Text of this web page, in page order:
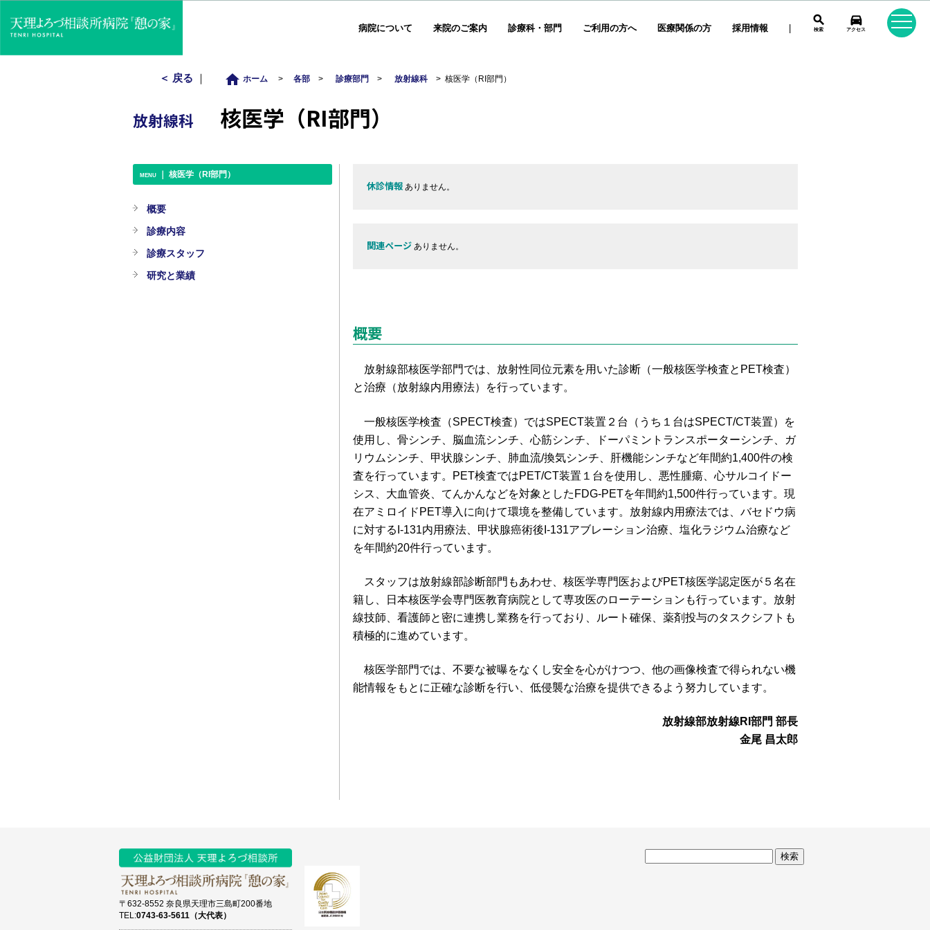
病院について 来院のご案内 診療科・部門 ご利用の方へ 医療関係の方 採用情報
search
検索
directions_car
アクセス
＜ 戻る ｜ home ホーム >各部 >診療部門 >放射線科 >核医学（RI部門）
放射線科 核医学（RI部門）
休診情報 ありません。
関連ページ ありません。
概要
放射線部核医学部門では、放射性同位元素を用いた診断（一般核医学検査とPET検査）
と治療（放射線内用療法）を行っています。
一般核医学検査（SPECT検査）ではSPECT装置２台（うち１台はSPECT/CT装置）を
使用し、骨シンチ、脳血流シンチ、心筋シンチ、ドーパミントランスポーターシンチ、ガ
リウムシンチ、甲状腺シンチ、肺血流/換気シンチ、肝機能シンチなど年間約1,400件の検
査を行っています。PET検査ではPET/CT装置１台を使用し、悪性腫瘍、心サルコイドー
シス、大血管炎、てんかんなどを対象としたFDG-PETを年間約1,500件行っています。現
在アミロイドPET導入に向けて環境を整備しています。放射線内用療法では、バセドウ病
に対するI-131内用療法、甲状腺癌術後I-131アブレーション治療、塩化ラジウム治療など
を年間約20件行っています。
スタッフは放射線部診断部門もあわせ、核医学専門医およびPET核医学認定医が５名在
籍し、日本核医学会専門医教育病院として専攻医のローテーションも行っています。放射
線技師、看護師と密に連携し業務を行っており、ルート確保、薬剤投与のタスクシフトも
積極的に進めています。
核医学部門では、不要な被曝をなくし安全を心がけつつ、他の画像検査で得られない機
能情報をもとに正確な診断を行い、低侵襲な治療を提供できるよう努力しています。
放射線部放射線RI部門 部長
金尾 昌太郎
MENU ｜ 核医学（RI部門）
概要
診療内容
診療スタッフ
研究と業績
〒632-8552 奈良県天理市三島町200番地
TEL:0743-63-5611（大代表）